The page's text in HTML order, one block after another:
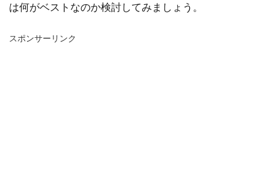
は何がベストなのか検討してみましょう。
スポンサーリンク